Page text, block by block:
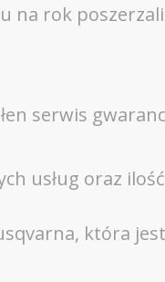
na rok
serwis
usług oraz ilość
która jest